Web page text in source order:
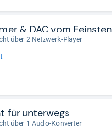
& DAC vom Feinsten
über 2 Netzwerk-Player
für unterwegs
über 1 Audio-Konverter